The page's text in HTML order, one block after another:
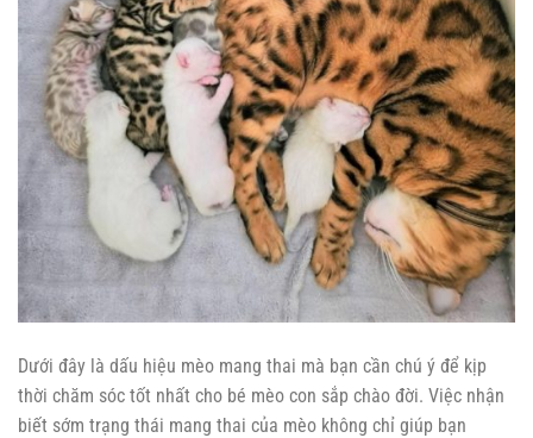
Dưới đây là dấu hiệu mèo mang thai mà bạn cần chú ý để kịp
thời chăm sóc tốt nhất cho bé mèo con sắp chào đời. Việc nhận
biết sớm trạng thái mang thai của mèo không chỉ giúp bạn